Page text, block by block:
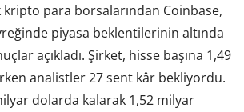
kripto para borsalarından Coinbase,
piyasa beklentilerinin altında
açıkladı. Şirket, hisse başına 1,49
analistler 27 sent kâr bekliyordu.
dolarda kalarak 1,52 milyar